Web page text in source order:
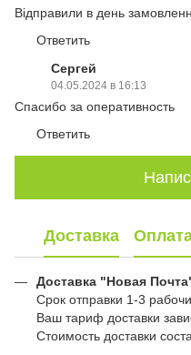
Відправили в день
Ответить
Сергей
04.05.2024 в 16:13
Спасибо за оперативность
Ответить
Доставка
Доставка "Новая
Срок отправки 1-3
Ваш тариф доставки
Стоимость доставки